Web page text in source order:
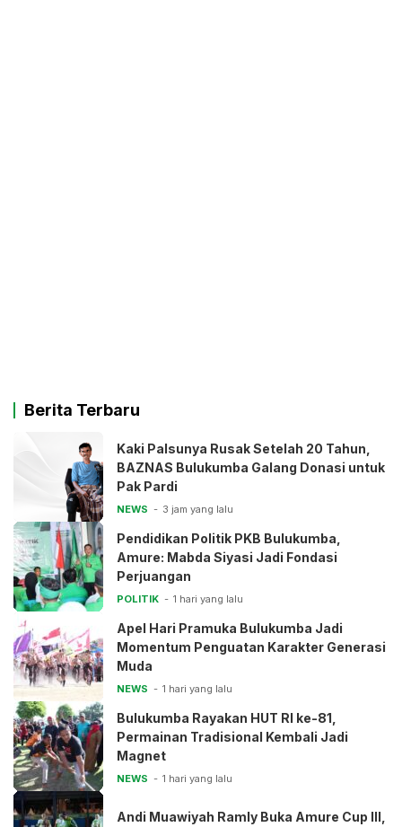
Berita Terbaru
Kaki Palsunya Rusak Setelah 20 Tahun,
BAZNAS Bulukumba Galang Donasi untuk
Pak Pardi
NEWS 3 jam yang lalu
Pendidikan Politik PKB Bulukumba,
Amure: Mabda Siyasi Jadi Fondasi
Perjuangan
POLITIK 1 hari yang lalu
Apel Hari Pramuka Bulukumba Jadi
Momentum Penguatan Karakter Generasi
Muda
NEWS 1 hari yang lalu
Bulukumba Rayakan HUT RI ke-81,
Permainan Tradisional Kembali Jadi
Magnet
NEWS 1 hari yang lalu
Andi Muawiyah Ramly Buka Amure Cup III,